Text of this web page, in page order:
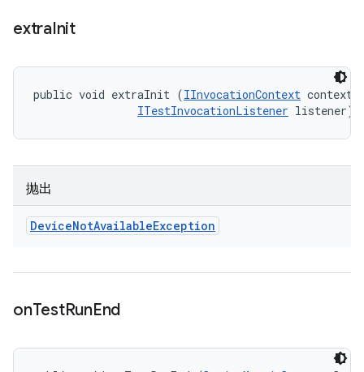
extraInit
public void extraInit (IInvocationContext
ITestInvocationListener listener)
抛出
DeviceNotAvailableException
onTestRunEnd